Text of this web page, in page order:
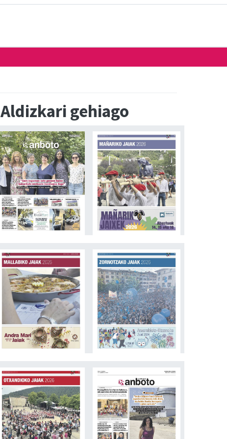
Aldizkari gehiago